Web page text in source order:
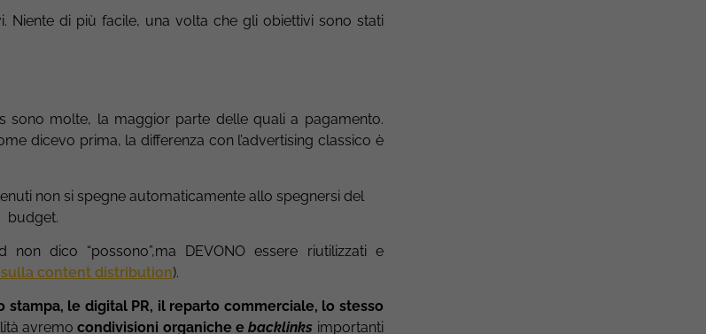
Niente di più facile, una volta che gli obiettivi sono stati
sono molte, la maggior parte delle quali a pagamento.
dicevo prima, la differenza con l’advertising classico è
non si spegne automaticamente allo spegnersi del
budget.
dico “possono”,ma DEVONO essere riutilizzati e
content distribution).
stampa, le digital PR, il reparto commerciale, lo stesso
avremocondivisioni organiche ebacklinks importanti